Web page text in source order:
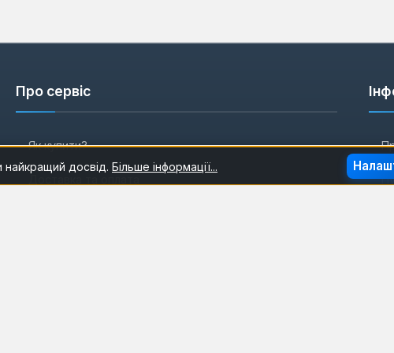
Про сервіс
Як купити?
досвід. Більше інформації...